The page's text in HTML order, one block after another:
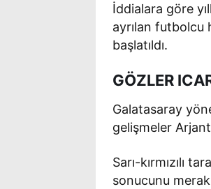
İddialara göre
ayrılan futbolcu
başlatıldı.
GÖZLER
Galatasaray
gelişmeler
Sarı-kırmızılı
sonucunu